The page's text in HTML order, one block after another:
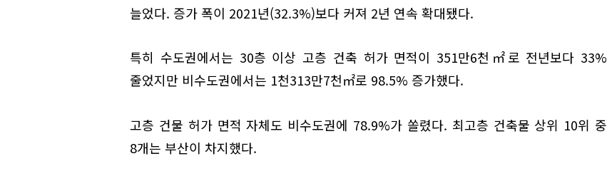
늘었다. 증가 폭이 2021년(32.3%)보다 커져 2년 연속 확대됐다.
특히 수도권에서는 30층 이상 고층 건축 허가 면적이 351만6천㎡로 전년보다 33%
줄었지만 비수도권에서는 1천313만7천㎡로 98.5% 증가했다.
고층 건물 허가 면적 자체도 비수도권에 78.9%가 쏠렸다. 최고층 건축물 상위 10위 중
8개는 부산이 차지했다.